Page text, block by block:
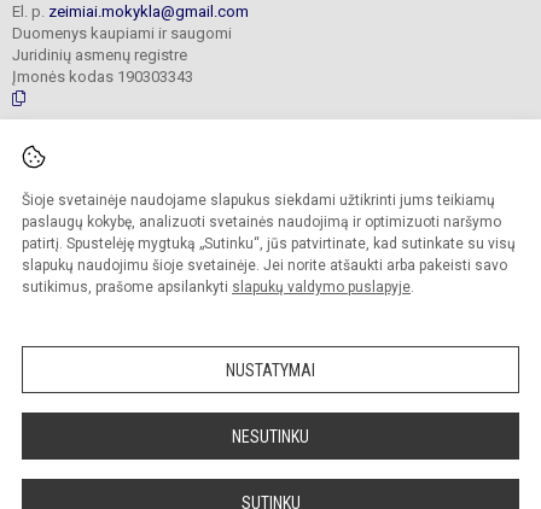
Šioje svetainėje naudojame slapukus siekdami užtikrinti jums teikiamų
paslaugų kokybę, analizuoti svetainės naudojimą ir optimizuoti naršymo
patirtį. Spustelėję mygtuką „Sutinku“, jūs patvirtinate, kad sutinkate su visų
slapukų naudojimu šioje svetainėje. Jei norite atšaukti arba pakeisti savo
sutikimus, prašome apsilankyti slapukų valdymo puslapyje.
NUSTATYMAI
NESUTINKU
SUTINKU
El. p. zeimiai.mokykla@gmail.com
Duomenys kaupiami ir saugomi
Juridinių asmenų registre
Įmonės kodas 190303343
© 2025. Jonavos Raimundo Samulevičiaus progimnazija Žeimių skyrius. Visos
Kopijuoti turinį be raštiško įstaigos administracijos sutikimo griežtai draudžiama.
Prieinamumo paraiška Slapukų politika
Sumanus būdas atnaujinti